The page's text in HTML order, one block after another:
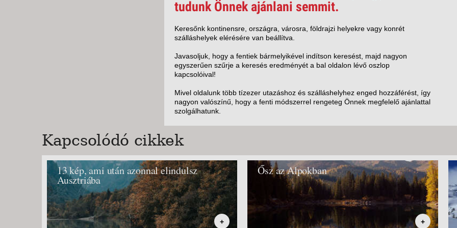
KÖZVETLEN
TENGERPARTI
SZÁLLODÁK
CSÚSZDÁVAL
BUDAVÁR TOURS
tudunk Önnek ajánlani semmit.
Keresőnk kontinensre, országra, városra, földrajzi helyekre vagy konrét
szálláshelyek elérésére van beállítva.
Javasoljuk, hogy a fentiek bármelyikével indítson keresést, majd nagyon
egyszerűen szűrje a keresés eredményét a bal oldalon lévő oszlop
kapcsolóival!
Mivel oldalunk több tízezer utazáshoz és szálláshelyhez enged hozzáférést, így
nagyon valószínű, hogy a fenti módszerrel rengeteg Önnek megfelelő ajánlattal
szolgálhatunk.
Kapcsolódó cikkek
13 kép, ami után azonnal elindulsz
Ausztriába
+
Ősz az Alpokban
+